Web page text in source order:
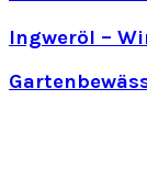
Ingweröl –